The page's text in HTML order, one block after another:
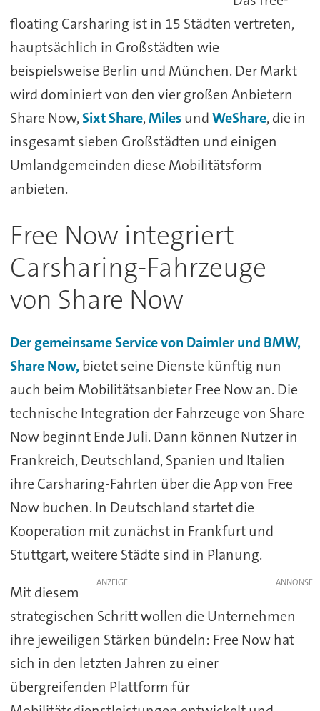
floating Carsharing ist in 15 Städten vertreten,
hauptsächlich in Großstädten wie
beispielsweise Berlin und München. Der Markt
wird dominiert von den vier großen Anbietern
Share Now,Sixt Share,MilesundWeShare, die in
insgesamt sieben Großstädten und einigen
Umlandgemeinden diese Mobilitätsform
anbieten.
Free Now integriert
Carsharing-Fahrzeuge
von Share Now
Der gemeinsame Service von Daimler und BMW,
Share Now, bietet seine Dienste künftig nun
auch beim Mobilitätsanbieter Free Now an. Die
technische Integration der Fahrzeuge von Share
Now beginnt Ende Juli. Dann können Nutzer in
Frankreich, Deutschland, Spanien und Italien
ihre Carsharing-Fahrten über die App von Free
Now buchen. In Deutschland startet die
Kooperation mit zunächst in Frankfurt und
Stuttgart, weitere Städte sind in Planung.
ANZEIGE
Mit diesem
strategischen Schritt wollen die Unternehmen
ihre jeweiligen Stärken bündeln: Free Now hat
sich in den letzten Jahren zu einer
übergreifenden Plattform für